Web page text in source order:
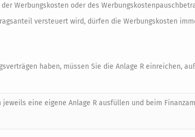
Werbungskosten oder des
versteuert wird, dürfen die Werbungskosten
haben, müssen Sie die Anlage R einreichen,
eine eigene Anlage R ausfüllen und beim